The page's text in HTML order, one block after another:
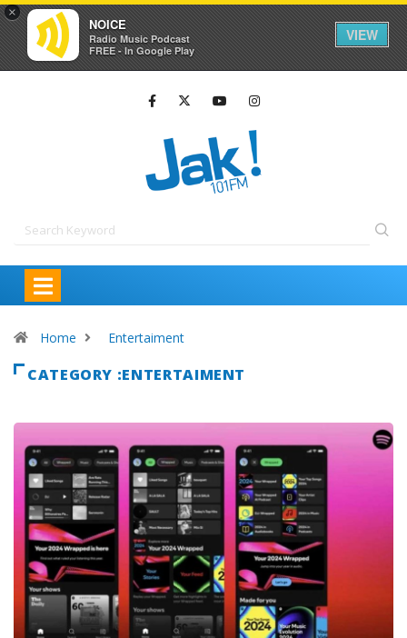
×
NOICE
Radio Music Podcast
FREE - In Google Play
VIEW
Home Entertaiment
CATEGORY :ENTERTAIMENT